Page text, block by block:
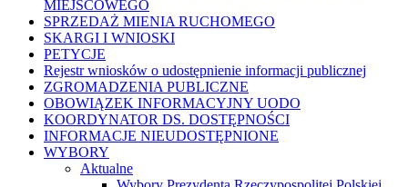
MIEJSCOWEGO
SPRZEDAŻ MIENIA RUCHOMEGO
SKARGI I WNIOSKI
PETYCJE
Rejestr wniosków o udostępnienie informacji publicznej
ZGROMADZENIA PUBLICZNE
OBOWIĄZEK INFORMACYJNY UODO
KOORDYNATOR DS. DOSTĘPNOŚCI
INFORMACJE NIEUDOSTĘPNIONE
WYBORY
Aktualne